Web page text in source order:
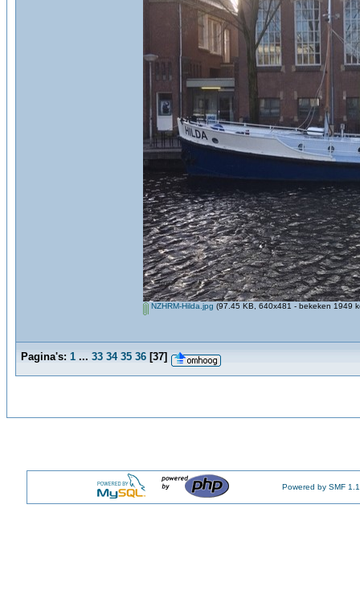
NZHRM-Hilda.jpg (97.45 KB, 640x481 - bekeken 1949
Pagina's: 1 ... 33 34 35 36 [37]
Powered by SMF